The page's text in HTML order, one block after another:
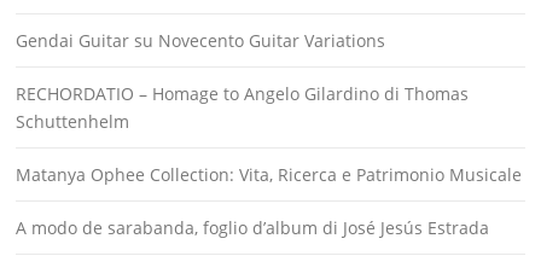
Gendai Guitar su Novecento Guitar Variations
RECHORDATIO – Homage to Angelo Gilardino di Thomas
Schuttenhelm
Matanya Ophee Collection: Vita, Ricerca e Patrimonio Musicale
A modo de sarabanda, foglio d’album di José Jesús Estrada